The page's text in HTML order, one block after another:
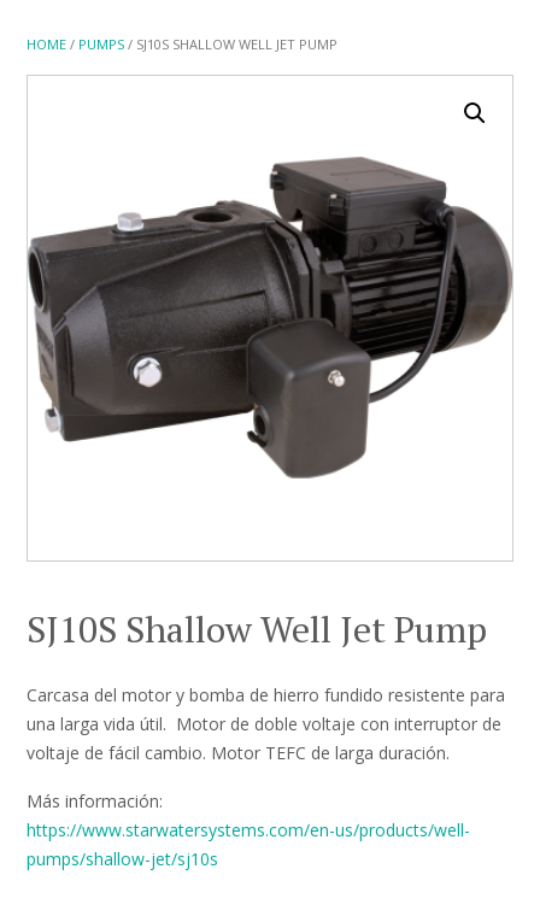
HOME / PUMPS / SJ10S SHALLOW WELL JET PUMP
SJ10S Shallow Well Jet Pump
Carcasa del motor y bomba de hierro fundido resistente para
una larga vida útil. Motor de doble voltaje con interruptor de
voltaje de fácil cambio. Motor TEFC de larga duración.
Más información:
https://www.starwatersystems.com/en-us/products/well-
pumps/shallow-jet/sj10s